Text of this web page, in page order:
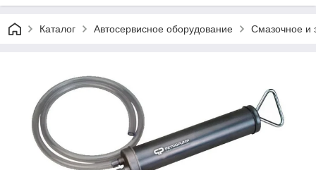
Каталог Автосервисное оборудование Смазочное и